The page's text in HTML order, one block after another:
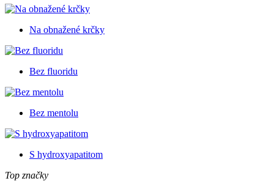
Na obnažené krčky
Bez fluoridu
Bez mentolu
S hydroxyapatitom
Top značky